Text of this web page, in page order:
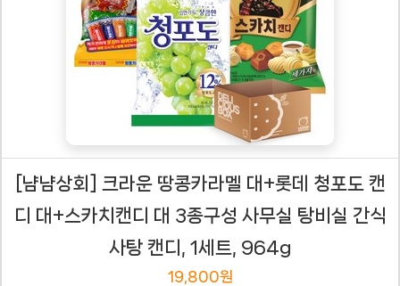
[냠냠상회] 크라운 땅콩카라멜 대+롯데 청포도 캔
디 대+스카치캔디 대 3종구성 사무실 탕비실 간식
사탕 캔디, 1세트, 964g
19,800원